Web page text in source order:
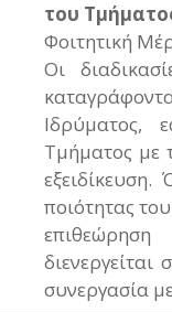
του
Φοιτητική
Οι
Ιδρύματος,
Τμήματος με
εξειδίκευση.
ποιότητας
συνεργασία